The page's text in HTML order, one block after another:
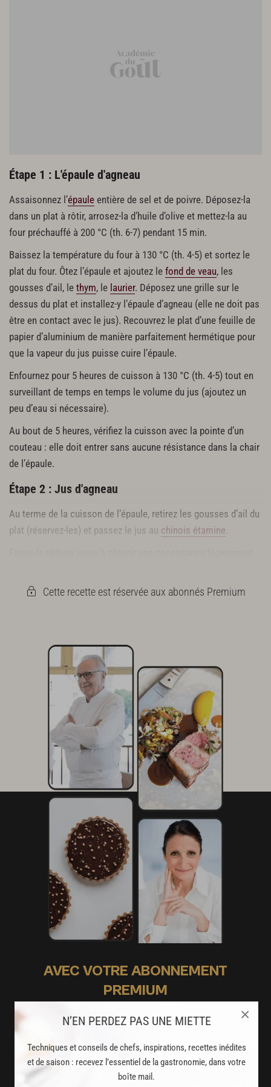
N’EN PERDEZ PAS UNE MIETTE
Techniques et conseils de chefs, inspirations, recettes inédites
et de saison : recevez l’essentiel de la gastronomie, dans votre
boîte mail.
×
Étape 1 : L'épaule d'agneau
Assaisonnez l’épaule entière de sel et de poivre. Déposez-la
dans un plat à rôtir, arrosez-la d’huile d’olive et mettez-la au
four préchauffé à 200 °C (th. 6-7) pendant 15 min.
Baissez la température du four à 130 °C (th. 4-5) et sortez le
plat du four. Ôtez l’épaule et ajoutez le fond de veau, les
gousses d’ail, le thym, le laurier. Déposez une grille sur le
dessus du plat et installez-y l’épaule d’agneau (elle ne doit pas
être en contact avec le jus). Recouvrez le plat d’une feuille de
papier d’aluminium de manière parfaitement hermétique pour
que la vapeur du jus puisse cuire l’épaule.
Enfournez pour 5 heures de cuisson à 130 °C (th. 4-5) tout en
surveillant de temps en temps le volume du jus (ajoutez un
peu d’eau si nécessaire).
Au bout de 5 heures, vérifiez la cuisson avec la pointe d’un
couteau : elle doit entrer sans aucune résistance dans la chair
de l’épaule.
Étape 2 : Jus d'agneau
Au terme de la cuisson de l’épaule, retirez les gousses d’ail du
plat (réservez-les) et passez le jus au chinois étamine
Cette recette est réservée aux abonnés Premium
AVEC VOTRE ABONNEMENT
PREMIUM
8000recettes exclusives
partagées par vos chefs préférés